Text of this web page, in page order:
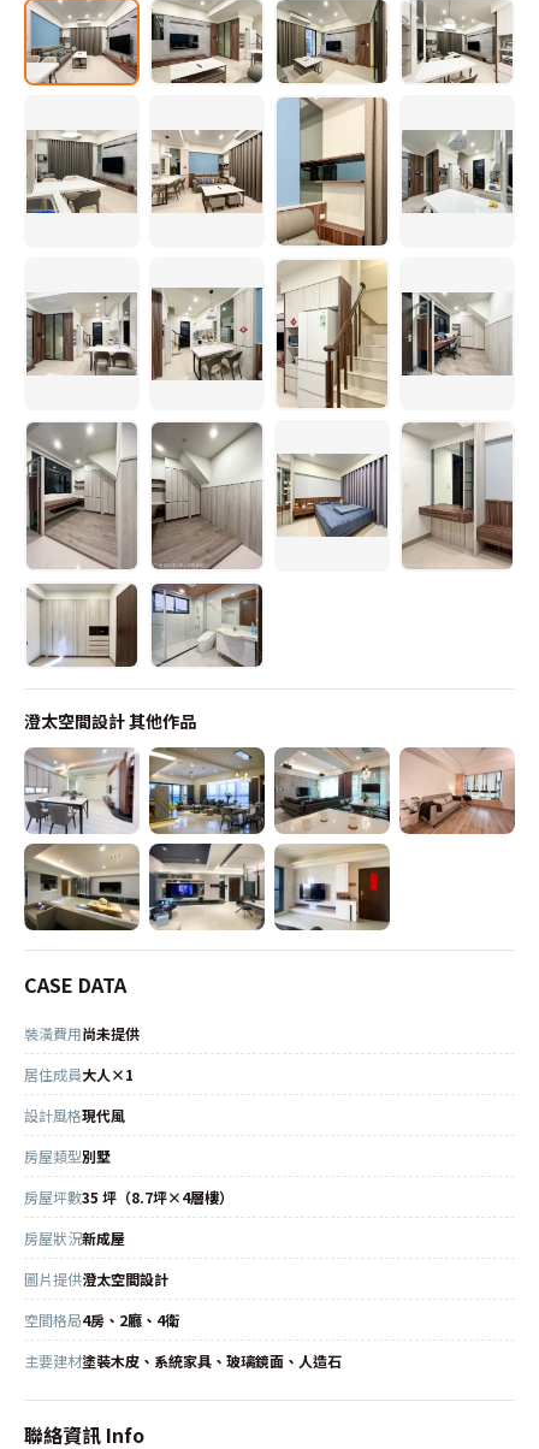
澄太空間設計其他作品
CASE DATA
裝潢費用尚未提供
居住成員大人×1
設計風格現代風
房屋類型別墅
房屋坪數35 坪（8.7坪×4層樓）
房屋狀況新成屋
圖片提供澄太空間設計
空間格局4房、2廳、4衛
主要建材塗裝木皮、系統家具、玻璃鏡面、人造石
聯絡資訊 Info